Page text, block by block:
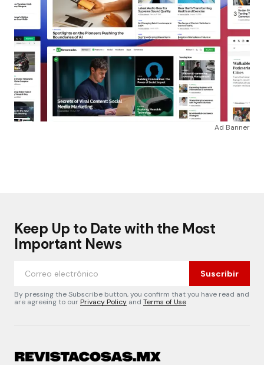
Ad Banner
Keep Up to Date with the Most
Important News
Suscribir
By pressing the Subscribe button, you confirm that you have read and
are agreeing to ourPrivacy Policy and Terms of Use